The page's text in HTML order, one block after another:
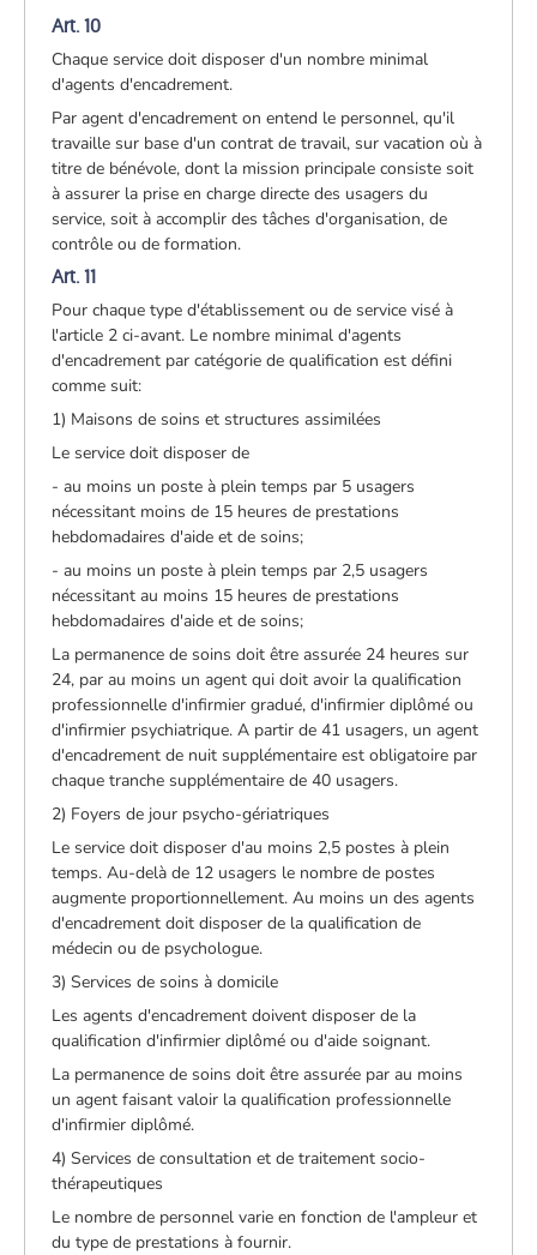
Art. 10
Chaque service doit disposer d'un nombre minimal
d'agents d'encadrement.
Par agent d'encadrement on entend le personnel, qu'il
travaille sur base d'un contrat de travail, sur vacation où à
titre de bénévole, dont la mission principale consiste soit
à assurer la prise en charge directe des usagers du
service, soit à accomplir des tâches d'organisation, de
contrôle ou de formation.
Art. 11
Pour chaque type d'établissement ou de service visé à
l'article 2 ci-avant. Le nombre minimal d'agents
d'encadrement par catégorie de qualification est défini
comme suit:
1) Maisons de soins et structures assimilées
Le service doit disposer de
- au moins un poste à plein temps par 5 usagers
nécessitant moins de 15 heures de prestations
hebdomadaires d'aide et de soins;
- au moins un poste à plein temps par 2,5 usagers
nécessitant au moins 15 heures de prestations
hebdomadaires d'aide et de soins;
La permanence de soins doit être assurée 24 heures sur
24, par au moins un agent qui doit avoir la qualification
professionnelle d'infirmier gradué, d'infirmier diplômé ou
d'infirmier psychiatrique. A partir de 41 usagers, un agent
d'encadrement de nuit supplémentaire est obligatoire par
chaque tranche supplémentaire de 40 usagers.
2) Foyers de jour psycho-gériatriques
Le service doit disposer d'au moins 2,5 postes à plein
temps. Au-delà de 12 usagers le nombre de postes
augmente proportionnellement. Au moins un des agents
d'encadrement doit disposer de la qualification de
médecin ou de psychologue.
3) Services de soins à domicile
Les agents d'encadrement doivent disposer de la
qualification d'infirmier diplômé ou d'aide soignant.
La permanence de soins doit être assurée par au moins
un agent faisant valoir la qualification professionnelle
d'infirmier diplômé.
4) Services de consultation et de traitement socio-
thérapeutiques
Le nombre de personnel varie en fonction de l'ampleur et
du type de prestations à fournir.